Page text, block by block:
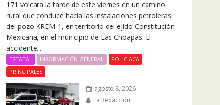
171 volcara la tarde de este viernes en un camino
rural que conduce hacia las instalaciones petroleras
del pozo KREM-1, en territorio del ejido Constitución
Mexicana, en el municipio de Las Choapas. El
accidente...
ESTATAL INFORMACIÓN GENERAL
POLICIACA
PRINCIPALES
agosto 8, 2026
La Redacción